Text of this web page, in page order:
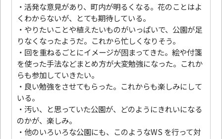
・活発な意見があり、町内が明るくなる。花のことはよ
くわからないが、とても期待している。
・やりたいことや植えたいものがいっぱいで、公園が足
りなくなったようだ。これから忙しくなりそう。
・回を重ねるごとにイメージが固まってきた。絵や付箋
を使った手法などまとめ方が大変勉強になった。これか
らも参加していきたい。
・良い勉強をさせてもらった。これからも楽しみにして
いる。
・汚い、と思っていた公園が、どのようにきれいになる
のかが、楽しみ。
・他のいろいろな公園にも、このようなWS を行って対